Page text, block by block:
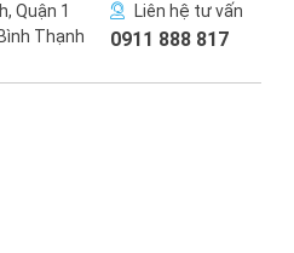
Quận 1
Thạnh
Liên hệ tư vấn
0911 888 817